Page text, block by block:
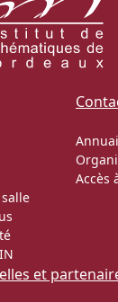
Accès
et